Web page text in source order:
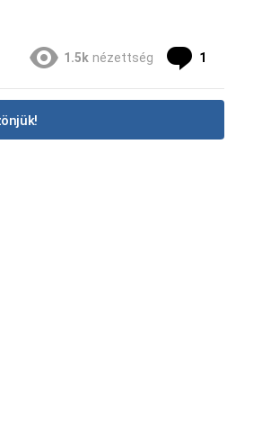
1.5k nézettség 1